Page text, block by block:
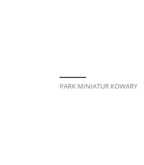
PARK MINIATUR KOWARY